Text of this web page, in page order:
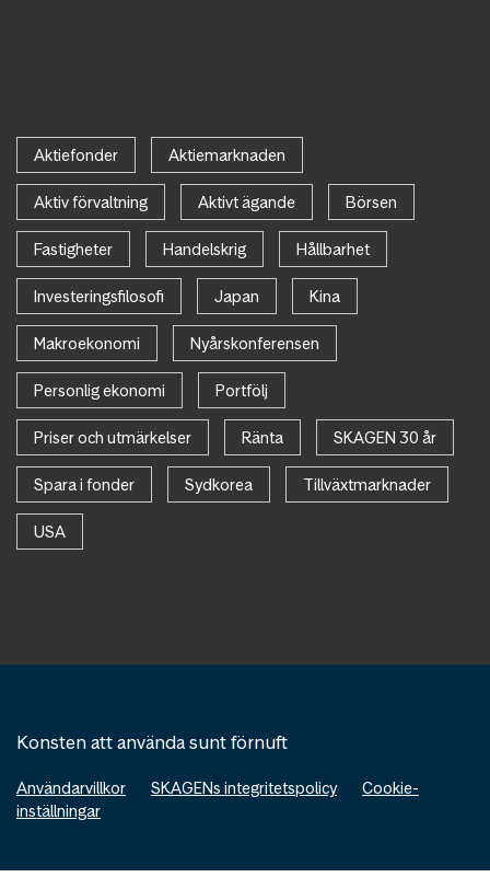
Aktiefonder Aktiemarknaden
Aktiv förvaltning Aktivt ägande Börsen
Fastigheter Handelskrig Hållbarhet
Investeringsfilosofi Japan Kina
Makroekonomi Nyårskonferensen
Personlig ekonomi Portfölj
Priser och utmärkelser Ränta SKAGEN 30 år
Spara i fonder Sydkorea Tillväxtmarknader
USA
Konsten att använda sunt förnuft
Användarvillkor SKAGENs integritetspolicy
Cookie-
inställningar